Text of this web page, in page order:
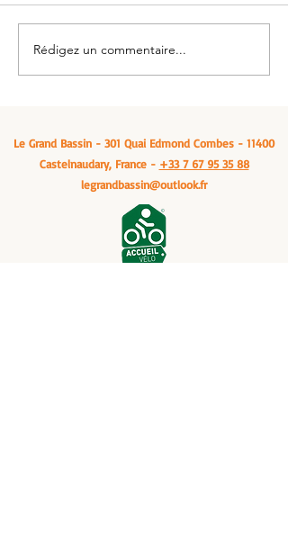
Venez vous ressourcer: Le grand
bassin, à Castelnaudary
Rédigez un commentaire...
Le Grand Bassin - 301 Quai Edmond Combes - 11400
Castelnaudary, France - +33 7 67 95 35 88
legrandbassin@outlook.fr